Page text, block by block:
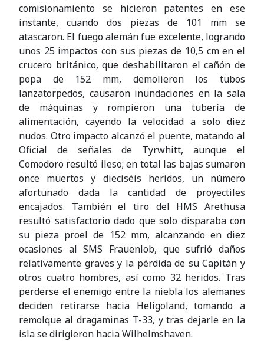
comisionamiento se hicieron patentes en ese
instante, cuando dos piezas de 101 mm se
atascaron. El fuego alemán fue excelente, logrando
unos 25 impactos con sus piezas de 10,5 cm en el
crucero británico, que deshabilitaron el cañón de
popa de 152 mm, demolieron los tubos
lanzatorpedos, causaron inundaciones en la sala
de máquinas y rompieron una tubería de
alimentación, cayendo la velocidad a solo diez
nudos. Otro impacto alcanzó el puente, matando al
Oficial de señales de Tyrwhitt, aunque el
Comodoro resultó ileso; en total las bajas sumaron
once muertos y dieciséis heridos, un número
afortunado dada la cantidad de proyectiles
encajados. También el tiro del HMS Arethusa
resultó satisfactorio dado que solo disparaba con
su pieza proel de 152 mm, alcanzando en diez
ocasiones al SMS Frauenlob, que sufrió daños
relativamente graves y la pérdida de su Capitán y
otros cuatro hombres, así como 32 heridos. Tras
perderse el enemigo entre la niebla los alemanes
deciden retirarse hacia Heligoland, tomando a
remolque al dragaminas T-33, y tras dejarle en la
isla se dirigieron hacia Wilhelmshaven.